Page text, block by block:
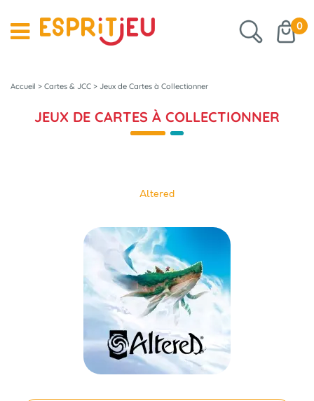
0
Accueil > Cartes & JCC > Jeux de Cartes à Collectionner
JEUX DE CARTES À COLLECTIONNER
Altered